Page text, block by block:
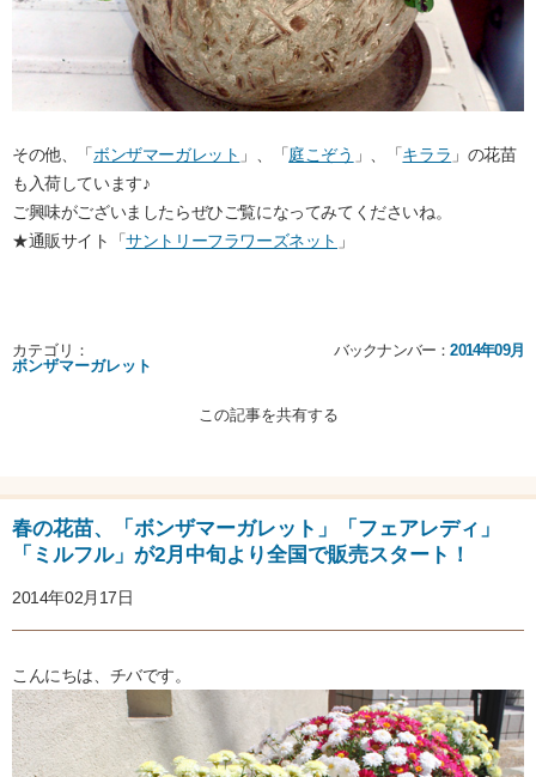
その他、「ボンザマーガレット 」、「庭こぞう 」、「キララ 」の花苗
も入荷しています♪
ご興味がございましたらぜひご覧になってみてくださいね。
★通販サイト「サントリーフラワーズネット 」
カテゴリ：
ボンザマーガレット
バックナンバー：2014年09月
この記事を共有する
春の花苗、「ボンザマーガレット」「フェアレディ」
「ミルフル」が2月中旬より全国で販売スタート！
2014年02月17日
こんにちは、チバです。